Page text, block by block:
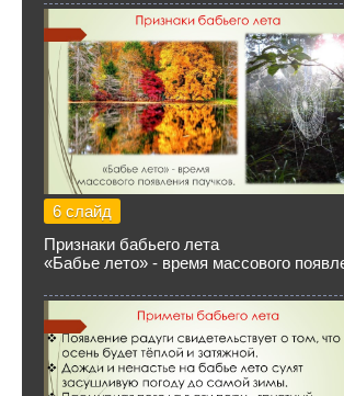
6 слайд
Признаки бабьего лета
«Бабье лето» - время массового